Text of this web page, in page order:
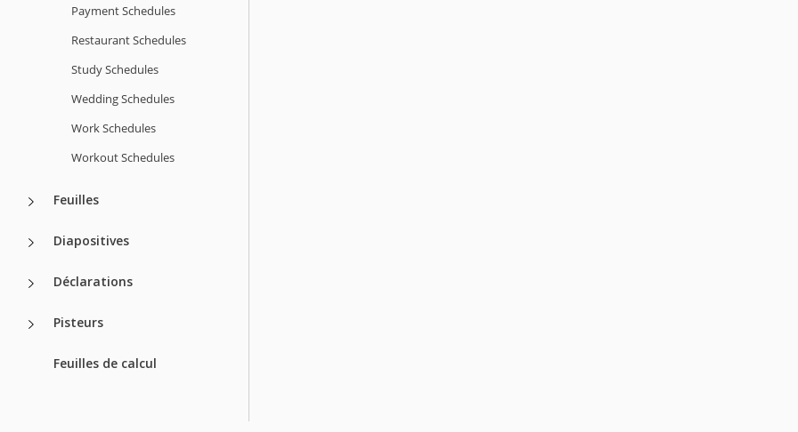
Payment Schedules
Restaurant Schedules
Study Schedules
Wedding Schedules
Work Schedules
Workout Schedules
Feuilles
Diapositives
Déclarations
Pisteurs
Feuilles de calcul